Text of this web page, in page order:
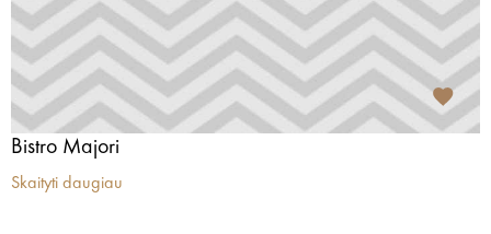
Bistro Majori
Skaityti daugiau